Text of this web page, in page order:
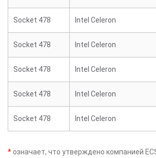
Socket 478 Intel Celeron
Socket 478 Intel Celeron
Socket 478 Intel Celeron
Socket 478 Intel Celeron
Socket 478 Intel Celeron
* означает, что утверждено компанией